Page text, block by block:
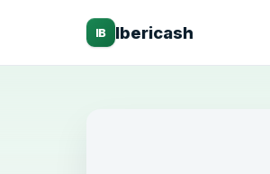
IB Ibericash